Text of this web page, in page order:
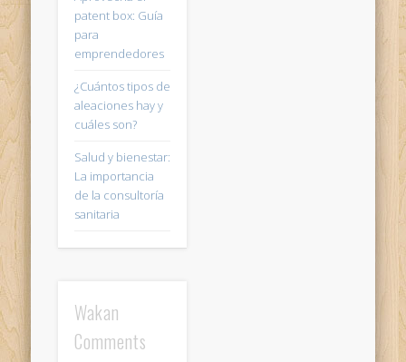
patent box: Guía
para
emprendedores
¿Cuántos tipos de
aleaciones hay y
cuáles son?
Salud y bienestar:
La importancia
de la consultoría
sanitaria
Wakan
Comments